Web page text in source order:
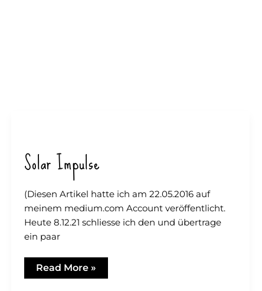
Solar Impulse
(Diesen Artikel hatte ich am 22.05.2016 auf
meinem medium.com Account veröffentlicht.
Heute 8.12.21 schliesse ich den und übertrage
ein paar
Solar
Impulse
Read More »